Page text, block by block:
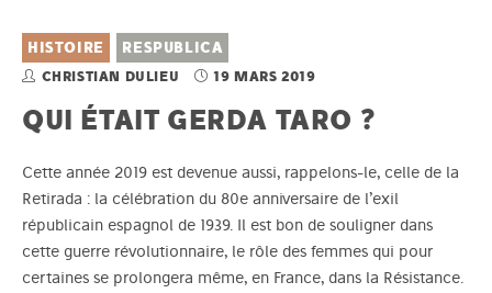
HISTOIRE RESPUBLICA
CHRISTIAN DULIEU 19 MARS 2019
QUI ÉTAIT GERDA TARO ?
Cette année 2019 est devenue aussi, rappelons-le, celle de la
Retirada : la célébration du 80e anniversaire de l’exil
républicain espagnol de 1939. Il est bon de souligner dans
cette guerre révolutionnaire, le rôle des femmes qui pour
certaines se prolongera même, en France, dans la Résistance.